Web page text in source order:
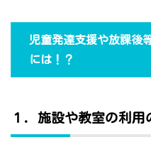
児童発達支援や放課後
には！？
１．施設や教室の利用